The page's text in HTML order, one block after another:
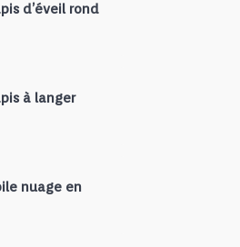
d’éveil rond
à langer
nuage en